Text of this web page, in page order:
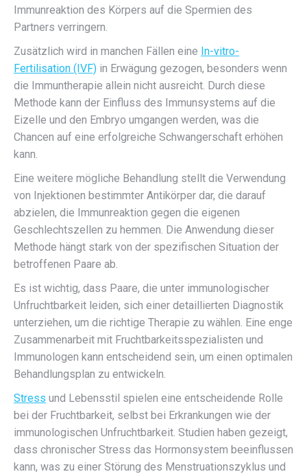
Immunreaktion des Körpers auf die Spermien des
Partners verringern.
Zusätzlich wird in manchen Fällen eine In-vitro-
Fertilisation (IVF) in Erwägung gezogen, besonders wenn
die Immuntherapie allein nicht ausreicht. Durch diese
Methode kann der Einfluss des Immunsystems auf die
Eizelle und den Embryo umgangen werden, was die
Chancen auf eine erfolgreiche Schwangerschaft erhöhen
kann.
Eine weitere mögliche Behandlung stellt die Verwendung
von Injektionen bestimmter Antikörper dar, die darauf
abzielen, die Immunreaktion gegen die eigenen
Geschlechtszellen zu hemmen. Die Anwendung dieser
Methode hängt stark von der spezifischen Situation der
betroffenen Paare ab.
Es ist wichtig, dass Paare, die unter immunologischer
Unfruchtbarkeit leiden, sich einer detaillierten Diagnostik
unterziehen, um die richtige Therapie zu wählen. Eine enge
Zusammenarbeit mit Fruchtbarkeitsspezialisten und
Immunologen kann entscheidend sein, um einen optimalen
Behandlungsplan zu entwickeln.
Stress und Lebensstil spielen eine entscheidende Rolle
bei der Fruchtbarkeit, selbst bei Erkrankungen wie der
immunologischen Unfruchtbarkeit. Studien haben gezeigt,
dass chronischer Stress das Hormonsystem beeinflussen
kann, was zu einer Störung des Menstruationszyklus und